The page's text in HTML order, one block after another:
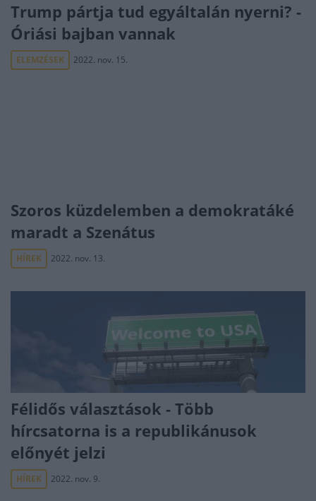
Trump pártja tud egyáltalán nyerni? -
Óriási bajban vannak
ELEMZÉSEK 2022. nov. 15.
Szoros küzdelemben a demokratáké
maradt a Szenátus
HÍREK 2022. nov. 13.
Félidős választások - Több
hírcsatorna is a republikánusok
előnyét jelzi
HÍREK 2022. nov. 9.